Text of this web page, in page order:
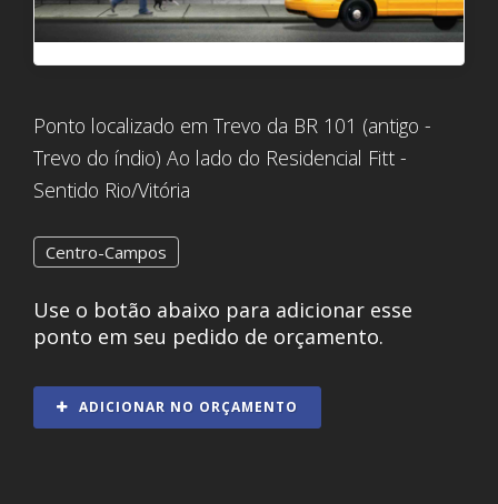
Ponto localizado em Trevo da BR 101 (antigo -
Trevo do índio) Ao lado do Residencial Fitt -
Sentido Rio/Vitória
Centro-Campos
Use o botão abaixo para adicionar esse
ponto em seu pedido de orçamento.
ADICIONAR NO ORÇAMENTO